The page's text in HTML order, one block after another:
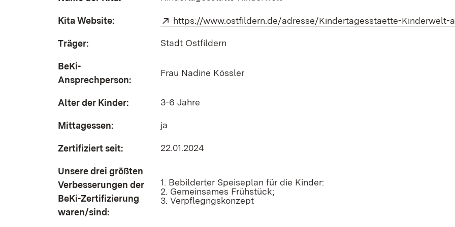
Kita Website: Extern:
https://www.ostfildern.de/adresse/Kindertagesstaette-Kinderwelt-
Träger: Stadt Ostfildern
BeKi-
Ansprechperson:
Frau Nadine Kössler
Alter der Kinder: 3-6 Jahre
Mittagessen: ja
Zertifiziert seit: 22.01.2024
Unsere drei größten
Verbesserungen der
BeKi-Zertifizierung
waren/sind:
1. Bebilderter Speiseplan für die Kinder:
2. Gemeinsames Frühstück;
3. Verpflegngskonzept